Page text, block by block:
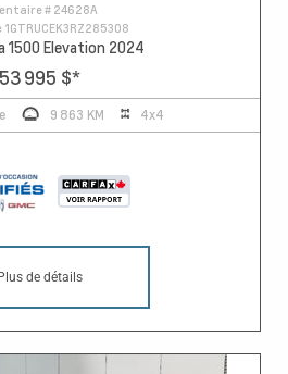
# 24628A
1GTRUCEK3RZ285308
1500 Elevation 2024
53 995 $*
9 863 KM 4x4
de détails